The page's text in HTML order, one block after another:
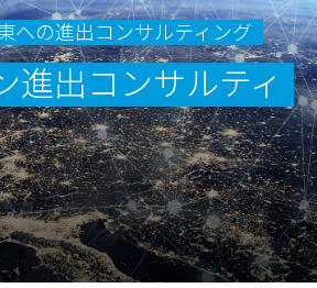
への進出コンサルティング
進出コンサルティ